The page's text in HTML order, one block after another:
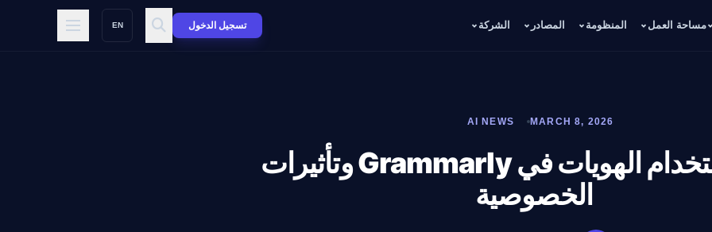
مساحة العمل المنظومة المصادر الشركة تسجيل الدخول EN
MARCH 8, 2026
AI NEWS
تحليل استخدام الهويات في Grammarly وتأثيرات
الخصوصية